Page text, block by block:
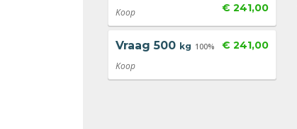
€ 241,00
Koop
Vraag 500 kg 100% € 241,00
Koop